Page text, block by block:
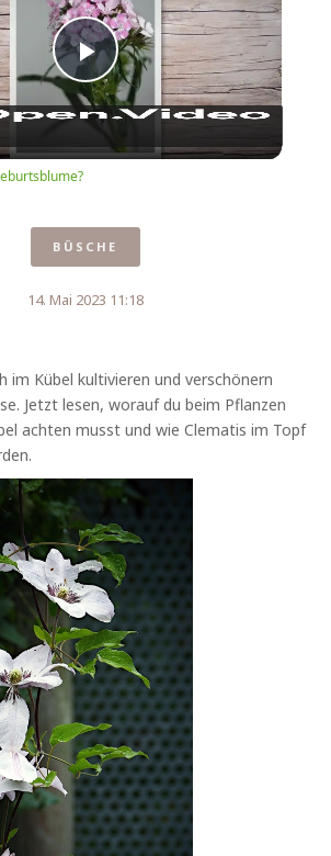
Play
Video
BÜSCHE
14. Mai 2023 11:18
im Kübel kultivieren und verschönern
Jetzt lesen, worauf du beim Pflanzen
achten musst und wie Clematis im Topf